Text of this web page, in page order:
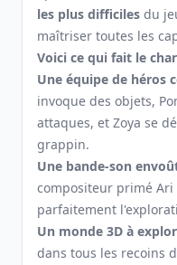
les plus difficiles du
maîtriser toutes les
Voici ce qui fait le
Une équipe de héros
invoque des objets,
attaques, et Zoya se
grappin.
Une bande-son
compositeur primé Ari
parfaitement
Un monde 3D à
dans tous les recoins